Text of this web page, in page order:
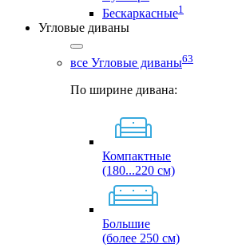
Бескаркасные1
Угловые диваны
все Угловые диваны63
По ширине дивана:
Компактные
(180...220 см)
Большие
(более 250 см)